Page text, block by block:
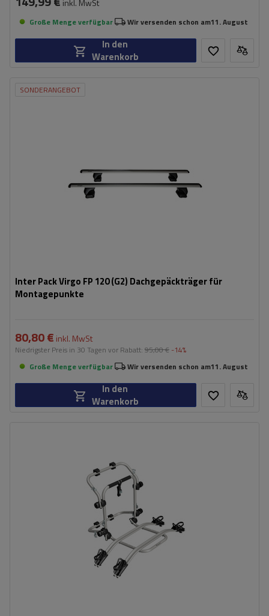
inkl. MwSt
Große Menge verfügbar Wir versenden schon am11. August
In den
Warenkorb
SONDERANGEBOT
Inter Pack Virgo FP 120 (G2) Dachgepäckträger für
Montagepunkte
80,80 € inkl. MwSt
Niedrigster Preis in 30 Tagen vor Rabatt: 95,00 € -14%
Große Menge verfügbar
Wir versenden schon am11. August
In den
Warenkorb
45 kg
kompatibel mit Elektrofahrrädern
Aluminiumkonstruktion